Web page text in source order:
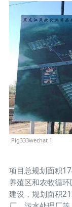
Pig333wechat 1
项目总规划面积
养殖区和农牧循
建设，规划面积